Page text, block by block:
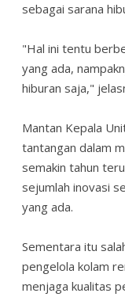
sebagai sarana
"Hal ini tentu
yang ada,
hiburan saja,"
Mantan Kepala
tantangan dalam
semakin tahun
sejumlah inovasi
yang ada.
Sementara itu
pengelola kolam
menjaga kualitas